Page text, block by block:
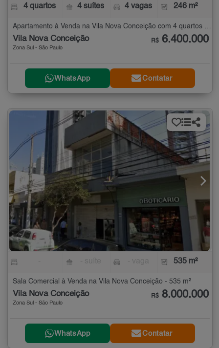
4 quartos 4 suítes 4 vagas 246 m²
Apartamento à Venda na Vila Nova Conceição com 4 quartos - 246 m²
Vila Nova Conceição
Zona Sul - São Paulo
R$ 6.400.000
WhatsApp Contatar
535 m²
Sala Comercial à Venda na Vila Nova Conceição - 535 m²
Vila Nova Conceição
Zona Sul - São Paulo
R$ 8.000.000
WhatsApp Contatar